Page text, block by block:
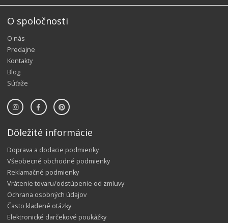
O spoločnosti
O nás
Predajne
Kontakty
Blog
Súťaže
Dôležité informácie
Doprava a dodacie podmienky
Všeobecné obchodné podmienky
Reklamačné podmienky
Vrátenie tovaru/odstúpenie od zmluvy
Ochrana osobných údajov
Často kladené otázky
Elektronické darčekové poukážky